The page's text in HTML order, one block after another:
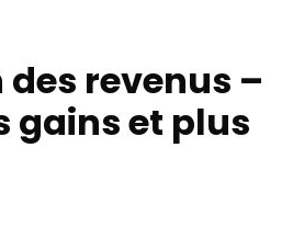
des revenus –
gains et plus